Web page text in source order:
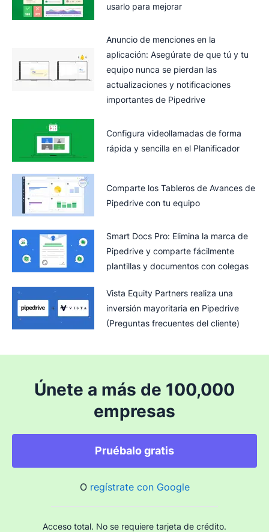
usarlo para mejorar
Anuncio de menciones en la
aplicación: Asegúrate de que tú y tu
equipo nunca se pierdan las
actualizaciones y notificaciones
importantes de Pipedrive
Configura videollamadas de forma
rápida y sencilla en el Planificador
Comparte los Tableros de Avances de
Pipedrive con tu equipo
Smart Docs Pro: Elimina la marca de
Pipedrive y comparte fácilmente
plantillas y documentos con colegas
Vista Equity Partners realiza una
inversión mayoritaria en Pipedrive
(Preguntas frecuentes del cliente)
Únete a más de 100,000
empresas
Pruébalo gratis
O regístrate con Google
Acceso total. No se requiere tarjeta de crédito.